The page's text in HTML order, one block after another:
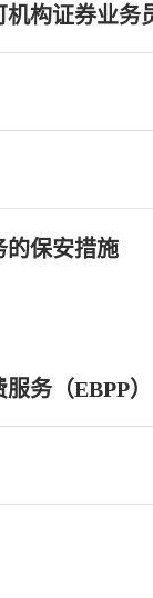
机构证券业务
的保安措施
务（EBPP）